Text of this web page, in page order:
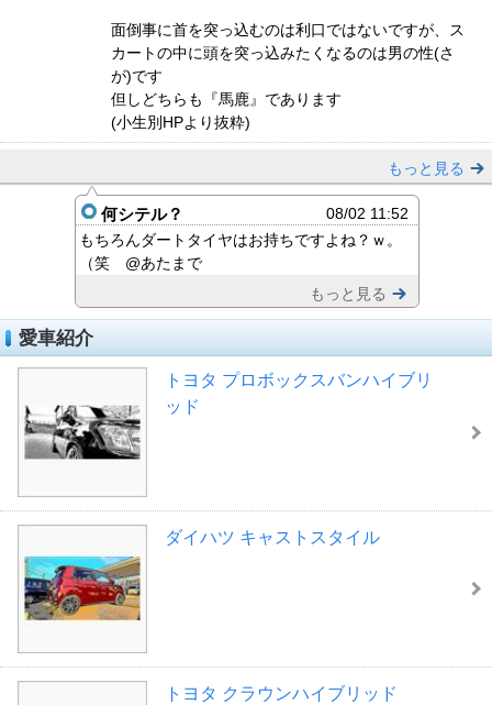
面倒事に首を突っ込むのは利口ではないですが、ス
カートの中に頭を突っ込みたくなるのは男の性(さ
が)です
但しどちらも『馬鹿』であります
(小生別HPより抜粋)
もっと見る
何シテル？
08/02 11:52
もちろんダートタイヤはお持ちですよね？ｗ。
（笑 @あたまで
もっと見る
愛車紹介
トヨタ プロボックスバンハイブリ
ッド
ダイハツ キャストスタイル
トヨタ クラウンハイブリッド